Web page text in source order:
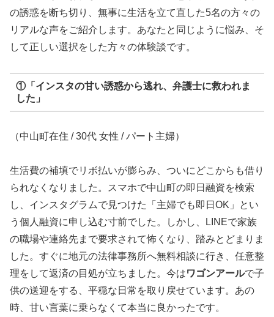
の誘惑を断ち切り、無事に生活を立て直した5名の方々の
リアルな声をご紹介します。あなたと同じように悩み、そ
して正しい選択をした方々の体験談です。
①「インスタの甘い誘惑から逃れ、弁護士に救われま
した」
（中山町在住 / 30代 女性 / パート主婦）
生活費の補填でリボ払いが膨らみ、ついにどこからも借り
られなくなりました。スマホで中山町の即日融資を検索
し、インスタグラムで見つけた「主婦でも即日OK」とい
う個人融資に申し込む寸前でした。しかし、LINEで家族
の職場や連絡先まで要求されて怖くなり、踏みとどまりま
した。すぐに地元の法律事務所へ無料相談に行き、任意整
理をして返済の目処が立ちました。今はワゴンアールで子
供の送迎をする、平穏な日常を取り戻せています。あの
時、甘い言葉に乗らなくて本当に良かったです。